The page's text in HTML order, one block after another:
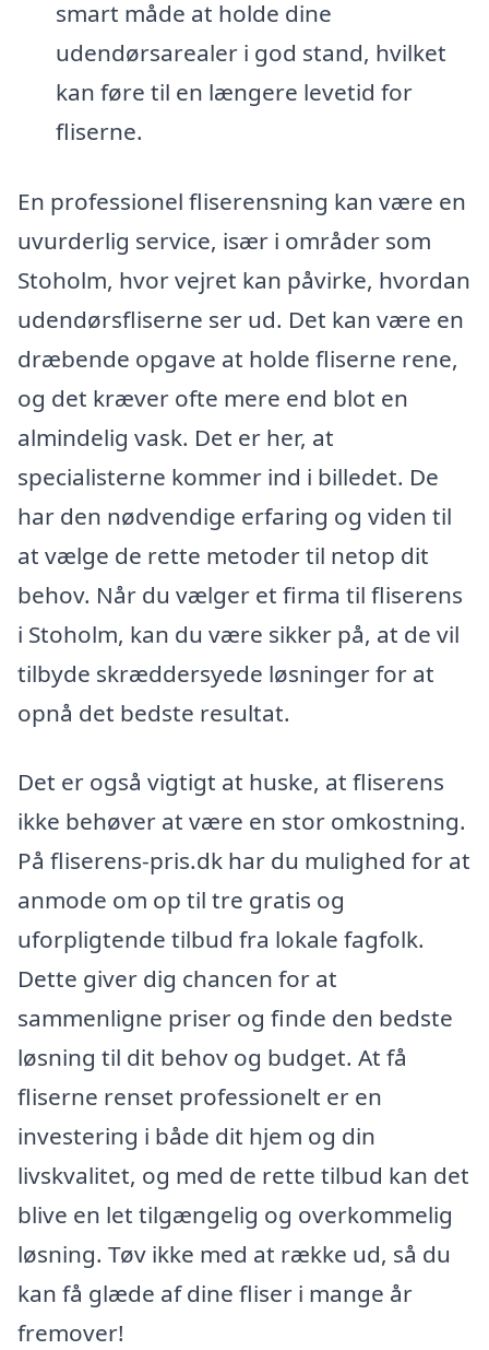
smart måde at holde dine
udendørsarealer i god stand, hvilket
kan føre til en længere levetid for
fliserne.
En professionel fliserensning kan være en
uvurderlig service, især i områder som
Stoholm, hvor vejret kan påvirke, hvordan
udendørsfliserne ser ud. Det kan være en
dræbende opgave at holde fliserne rene,
og det kræver ofte mere end blot en
almindelig vask. Det er her, at
specialisterne kommer ind i billedet. De
har den nødvendige erfaring og viden til
at vælge de rette metoder til netop dit
behov. Når du vælger et firma til fliserens
i Stoholm, kan du være sikker på, at de vil
tilbyde skræddersyede løsninger for at
opnå det bedste resultat.
Det er også vigtigt at huske, at fliserens
ikke behøver at være en stor omkostning.
På fliserens-pris.dk har du mulighed for at
anmode om op til tre gratis og
uforpligtende tilbud fra lokale fagfolk.
Dette giver dig chancen for at
sammenligne priser og finde den bedste
løsning til dit behov og budget. At få
fliserne renset professionelt er en
investering i både dit hjem og din
livskvalitet, og med de rette tilbud kan det
blive en let tilgængelig og overkommelig
løsning. Tøv ikke med at række ud, så du
kan få glæde af dine fliser i mange år
fremover!